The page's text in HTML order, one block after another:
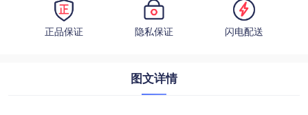
正品保证 隐私保证 闪电配送
图文详情